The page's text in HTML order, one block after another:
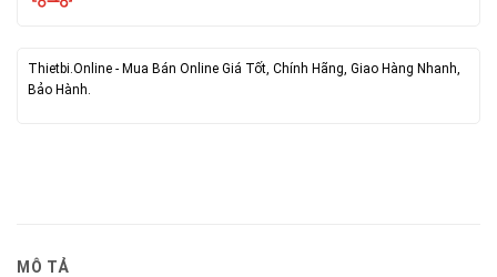
Thietbi.Online - Mua Bán Online Giá Tốt, Chính Hãng, Giao Hàng Nhanh,
Bảo Hành.
MÔ TẢ